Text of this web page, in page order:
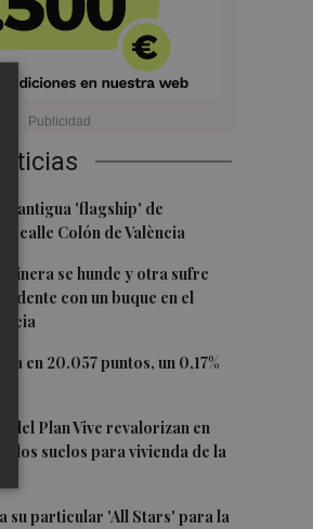
antigua 'flagship' de
calle Colón de València
se hunde y otra sufre
con un buque en el
en 20.057 puntos, un 0,17%
del Plan Vive revalorizan en
los suelos para vivienda de la
su particular 'All Stars' para la